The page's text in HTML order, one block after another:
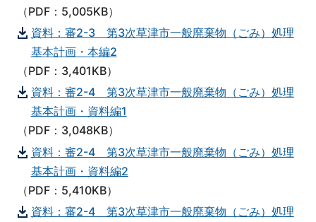
（PDF：5,005KB）
資料：審2-3 第3次草津市一般廃棄物（ごみ）処理
基本計画・本編2
（PDF：3,401KB）
資料：審2-4 第3次草津市一般廃棄物（ごみ）処理
基本計画・資料編1
（PDF：3,048KB）
資料：審2-4 第3次草津市一般廃棄物（ごみ）処理
基本計画・資料編2
（PDF：5,410KB）
資料：審2-4 第3次草津市一般廃棄物（ごみ）処理